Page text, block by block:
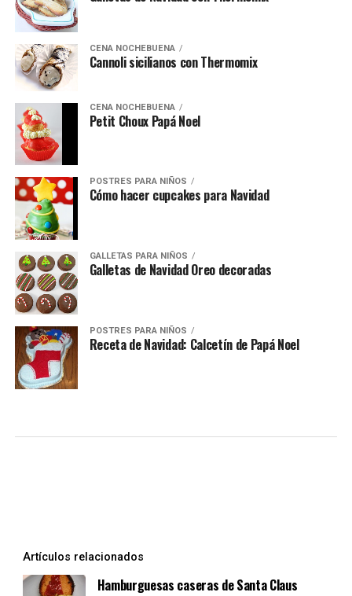
CENA NOCHEBUENA
Cannoli sicilianos con Thermomix
CENA NOCHEBUENA
Petit Choux Papá Noel
POSTRES PARA NIÑOS
Cómo hacer cupcakes para Navidad
GALLETAS PARA NIÑOS
Galletas de Navidad Oreo decoradas
POSTRES PARA NIÑOS
Receta de Navidad: Calcetín de Papá Noel
Artículos relacionados
Hamburguesas caseras de Santa Claus